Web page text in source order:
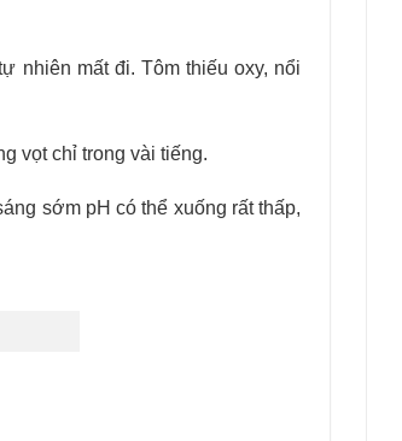
nhiên mất đi. Tôm thiếu oxy, nổi
vọt chỉ trong vài tiếng.
sớm pH có thể xuống rất thấp,